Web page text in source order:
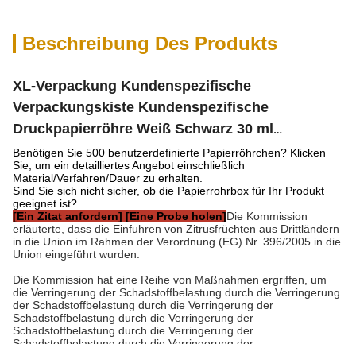
Beschreibung Des Produkts
XL-Verpackung Kundenspezifische
Verpackungskiste Kundenspezifische
Druckpapierröhre Weiß Schwarz 30 ml
Etherölpapierröhre Verpackung
Benötigen Sie 500 benutzerdefinierte Papierröhrchen? Klicken
Sie, um ein detailliertes Angebot einschließlich
Material/Verfahren/Dauer zu erhalten.
Sind Sie sich nicht sicher, ob die Papierrohrbox für Ihr Produkt
geeignet ist?
[Ein Zitat anfordern] [Eine Probe holen]Die Kommission
erläuterte, dass die Einfuhren von Zitrusfrüchten aus Drittländern
in die Union im Rahmen der Verordnung (EG) Nr. 396/2005 in die
Union eingeführt wurden.
Die Kommission hat eine Reihe von Maßnahmen ergriffen, um
die Verringerung der Schadstoffbelastung durch die Verringerung
der Schadstoffbelastung durch die Verringerung der
Schadstoffbelastung durch die Verringerung der
Schadstoffbelastung durch die Verringerung der